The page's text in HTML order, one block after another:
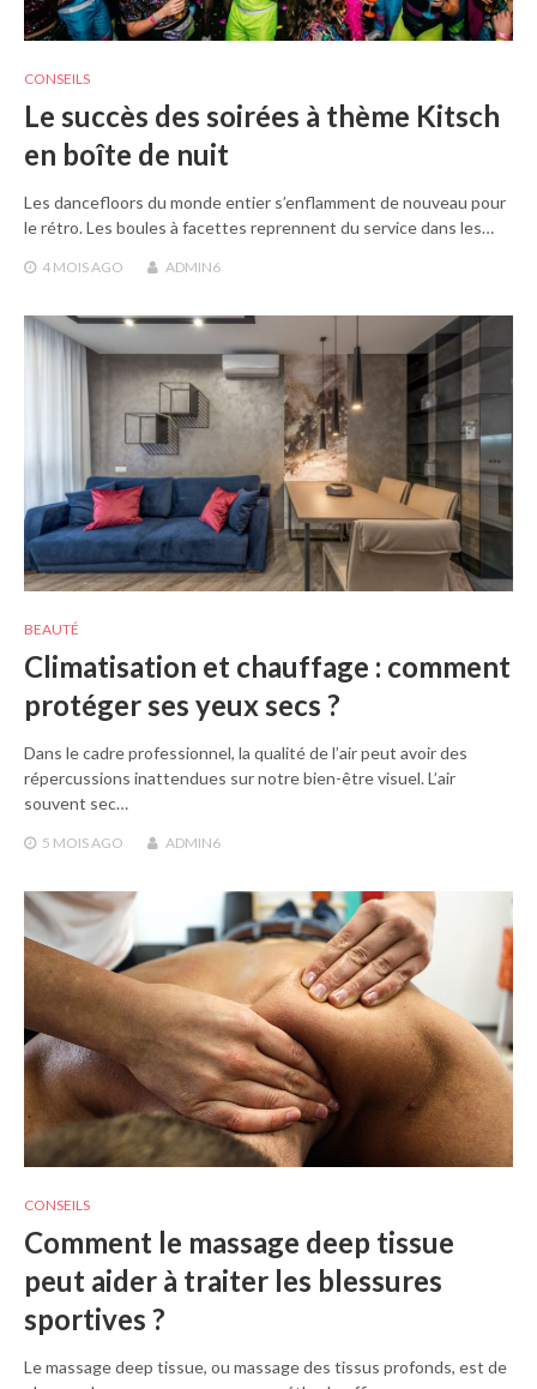
CONSEILS
Le succès des soirées à thème Kitsch
en boîte de nuit
Les dancefloors du monde entier s’enflamment de nouveau pour
le rétro. Les boules à facettes reprennent du service dans les…
4 MOISAGO ADMIN6
BEAUTÉ
Climatisation et chauffage : comment
protéger ses yeux secs ?
Dans le cadre professionnel, la qualité de l’air peut avoir des
répercussions inattendues sur notre bien-être visuel. L’air
souvent sec…
5 MOISAGO ADMIN6
CONSEILS
Comment le massage deep tissue
peut aider à traiter les blessures
sportives ?
Le massage deep tissue, ou massage des tissus profonds, est de